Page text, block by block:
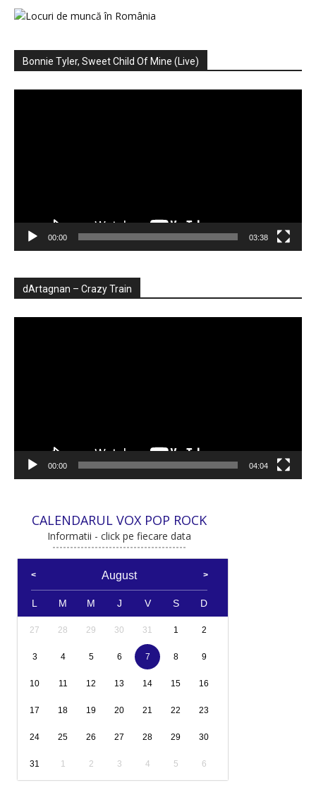
Bonnie Tyler, Sweet Child Of Mine (Live)
00:00 03:38
dArtagnan – Crazy Train
00:00 04:04
CALENDARUL VOX POP ROCK
Informatii - click pe fiecare data
August
L M M J V S D
27 28 29 30 31 1 2
3 4 5 6 7 8 9
10 11 12 13 14 15 16
17 18 19 20 21 22 23
24 25 26 27 28 29 30
31 1 2 3 4 5 6